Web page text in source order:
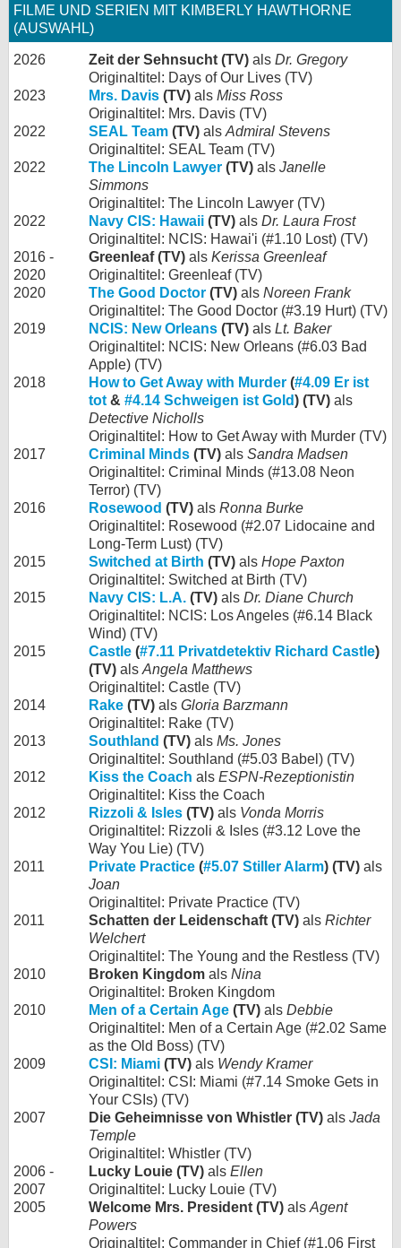
FILME UND SERIEN MIT KIMBERLY HAWTHORNE
(AUSWAHL)
2026 Zeit der Sehnsucht (TV) als Dr. Gregory
Originaltitel: Days of Our Lives (TV)
2023
Mrs. Davis (TV) als Miss Ross
Originaltitel: Mrs. Davis (TV)
2022
SEAL Team (TV) als Admiral Stevens
Originaltitel: SEAL Team (TV)
2022
The Lincoln Lawyer (TV) als Janelle
Simmons
Originaltitel: The Lincoln Lawyer (TV)
2022
Navy CIS: Hawaii (TV) als Dr. Laura Frost
Originaltitel: NCIS: Hawai'i (#1.10 Lost) (TV)
2016 -
2020
Greenleaf (TV) als Kerissa Greenleaf
Originaltitel: Greenleaf (TV)
2020
The Good Doctor (TV) als Noreen Frank
Originaltitel: The Good Doctor (#3.19 Hurt) (TV)
2019
NCIS: New Orleans (TV) als Lt. Baker
Originaltitel: NCIS: New Orleans (#6.03 Bad
Apple) (TV)
2018
How to Get Away with Murder (#4.09 Er ist
tot & #4.14 Schweigen ist Gold) (TV) als
Detective Nicholls
Originaltitel: How to Get Away with Murder (TV)
2017
Criminal Minds (TV) als Sandra Madsen
Originaltitel: Criminal Minds (#13.08 Neon
Terror) (TV)
2016
Rosewood (TV) als Ronna Burke
Originaltitel: Rosewood (#2.07 Lidocaine and
Long-Term Lust) (TV)
2015
Switched at Birth (TV) als Hope Paxton
Originaltitel: Switched at Birth (TV)
2015
Navy CIS: L.A. (TV) als Dr. Diane Church
Originaltitel: NCIS: Los Angeles (#6.14 Black
Wind) (TV)
2015
Castle (#7.11 Privatdetektiv Richard Castle)
(TV) als Angela Matthews
Originaltitel: Castle (TV)
2014
Rake (TV) als Gloria Barzmann
Originaltitel: Rake (TV)
2013
Southland (TV) als Ms. Jones
Originaltitel: Southland (#5.03 Babel) (TV)
2012
Kiss the Coach als ESPN-Rezeptionistin
Originaltitel: Kiss the Coach
2012
Rizzoli & Isles (TV) als Vonda Morris
Originaltitel: Rizzoli & Isles (#3.12 Love the
Way You Lie) (TV)
2011
Private Practice (#5.07 Stiller Alarm) (TV) als
Joan
Originaltitel: Private Practice (TV)
2011
Schatten der Leidenschaft (TV) als Richter
Welchert
Originaltitel: The Young and the Restless (TV)
2010
Broken Kingdom als Nina
Originaltitel: Broken Kingdom
2010
Men of a Certain Age (TV) als Debbie
Originaltitel: Men of a Certain Age (#2.02 Same
as the Old Boss) (TV)
2009
CSI: Miami (TV) als Wendy Kramer
Originaltitel: CSI: Miami (#7.14 Smoke Gets in
Your CSIs) (TV)
2007
Die Geheimnisse von Whistler (TV) als Jada
Temple
Originaltitel: Whistler (TV)
2006 -
2007
Lucky Louie (TV) als Ellen
Originaltitel: Lucky Louie (TV)
2005
Welcome Mrs. President (TV) als Agent
Powers
Originaltitel: Commander in Chief (#1.06 First